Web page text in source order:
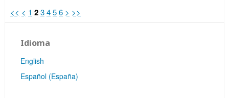
<< < 1 23456 > >>
Idioma
English
Español (España)